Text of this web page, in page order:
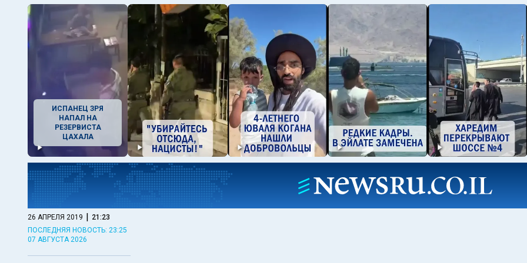
ИСПАНЕЦ ЗРЯ
НАПАЛ НА
РЕЗЕРВИСТА
ЦАХАЛА
26 АПРЕЛЯ 2019 | 21:23
ПОСЛЕДНЯЯ НОВОСТЬ: 23:25
07 АВГУСТА 2026